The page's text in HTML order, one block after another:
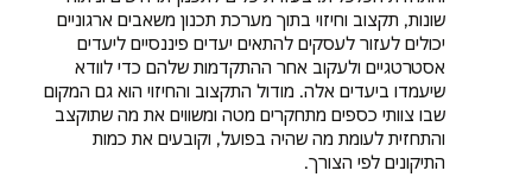
שונות, תקצוב וחיזוי בתוך מערכת תכנון משאבים ארגוניים
יכולים לעזור לעסקים להתאים יעדים פיננסיים ליעדים
אסטרטגיים ולעקוב אחר ההתקדמות שלהם כדי לוודא
שיעמדו ביעדים אלה. מודול התקצוב והחיזוי הוא גם המקום
שבו צוותי כספים מתחקרים מטה ומשווים את מה שתוקצב
והתחזית לעומת מה שהיה בפועל, וקובעים את כמות
התיקונים לפי הצורך.